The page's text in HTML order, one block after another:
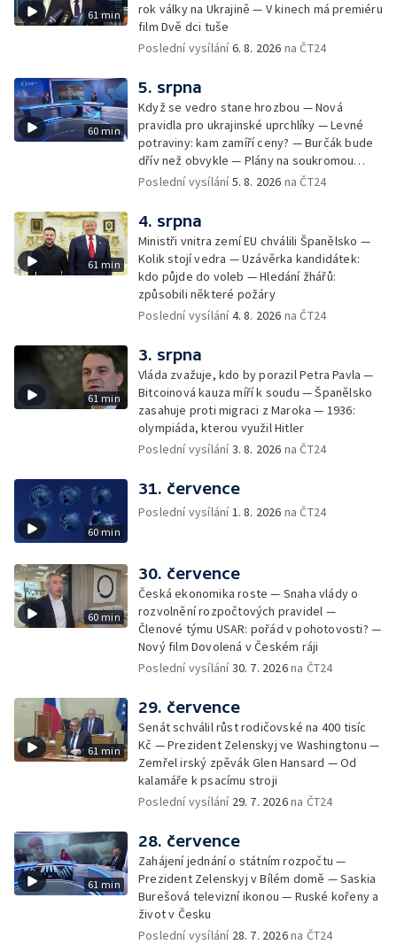
61 min
rok války na Ukrajině — V kinech má premiéru
film Dvě dci tuše
Poslední vysílání6. 8. 2026 na ČT24
60 min
5. srpna
Když se vedro stane hrozbou — Nová
pravidla pro ukrajinské uprchlíky — Levné
potraviny: kam zamíří ceny? — Burčák bude
dřív než obvykle — Plány na soukromou
orbitální stanici
Poslední vysílání5. 8. 2026 na ČT24
61 min
4. srpna
Ministři vnitra zemí EU chválili Španělsko —
Kolik stojí vedra — Uzávěrka kandidátek:
kdo půjde do voleb — Hledání žhářů:
způsobili některé požáry
Poslední vysílání4. 8. 2026 na ČT24
61 min
3. srpna
Vláda zvažuje, kdo by porazil Petra Pavla —
Bitcoinová kauza míří k soudu — Španělsko
zasahuje proti migraci z Maroka — 1936:
olympiáda, kterou využil Hitler
Poslední vysílání3. 8. 2026 na ČT24
60 min
31. července
Poslední vysílání1. 8. 2026 na ČT24
60 min
30. července
Česká ekonomika roste — Snaha vlády o
rozvolnění rozpočtových pravidel —
Členové týmu USAR: pořád v pohotovosti? —
Nový film Dovolená v Českém ráji
Poslední vysílání30. 7. 2026na ČT24
61 min
29. července
Senát schválil růst rodičovské na 400 tisíc
Kč — Prezident Zelenskyj ve Washingtonu —
Zemřel irský zpěvák Glen Hansard — Od
kalamáře k psacímu stroji
Poslední vysílání 29. 7. 2026na ČT24
61 min
28. července
Zahájení jednání o státním rozpočtu —
Prezident Zelenskyj v Bílém domě — Saskia
Burešová televizní ikonou — Ruské kořeny a
život v Česku
Poslední vysílání 28. 7. 2026na ČT24